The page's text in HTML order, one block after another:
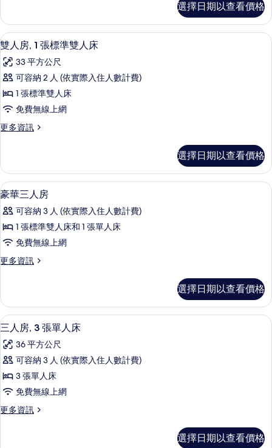
人
床
的
所
有
相
片
房,
張
人
床
詳
情
選擇日期以查看價格
顯
示
雙
人
房,
張
準
雙
人
床
的
所
有
雙人房, 1 張標準雙人床 | 書桌、熨斗
1
雙人房, 1 張標準雙人床
33 平方公尺
可容納 2 人 (依實際入住人數計費)
1 張標準雙人床
免費無線上網
更多資訊
更
房,
張
準
雙
床
的
詳
選擇日期以查看價格
顯
示
豪
華
人
的
所
有
相
片
豪華三人房 | 書桌、熨斗/熨衣板、免
2
豪華三人房
可容納 3 人 (依實際入住人數計費)
1 張標準雙人床和 1 張單人床
免費無線上網
更多資訊
更
三
人
房
詳
情
選擇日期以查看價格
顯
示
三
人
房,
張
三人房, 3 張單人床 | 書桌、熨斗/熨
2
三人房, 3 張單人床
36 平方公尺
可容納 3 人 (依實際入住人數計費)
3 張單人床
免費無線上網
更多資訊
更
選擇日期以查看價格